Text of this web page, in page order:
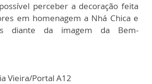
perceber a decoração feita
em homenagem a Nhá Chica e
diante da imagem da Bem-
Vieira/Portal A12